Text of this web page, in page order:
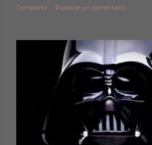
Compartir Publicar un comentario